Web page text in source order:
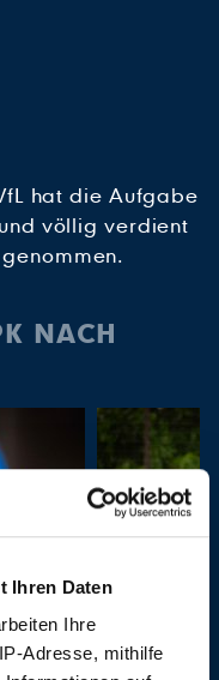
Ihren Daten
Ihre
Adresse, mithilfe
hat die Aufgabe
völlig verdient
NACH
06.08.2026